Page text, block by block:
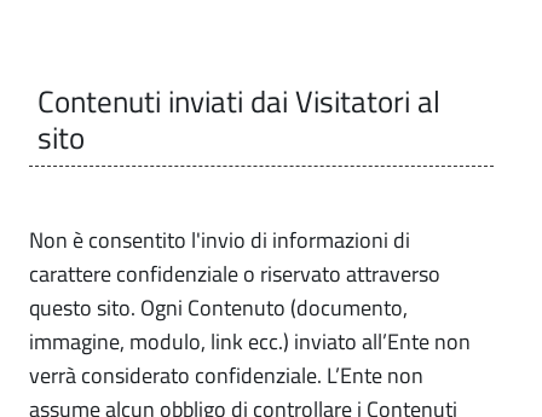
Contenuti inviati dai Visitatori al
sito
Non è consentito l'invio di informazioni di
carattere confidenziale o riservato attraverso
questo sito. Ogni Contenuto (documento,
immagine, modulo, link ecc.) inviato all’Ente non
verrà considerato confidenziale. L’Ente non
assume alcun obbligo di controllare i Contenuti